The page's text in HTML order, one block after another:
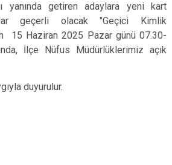
yanında getiren adaylara yeni kart
geçerli olacak "Geçici Kimlik
15 Haziran 2025 Pazar günü 07.30-
İlçe Nüfus Müdürlüklerimiz açık
duyurulur.